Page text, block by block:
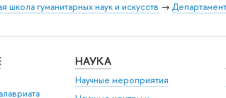
школа гуманитарных наук и искусств →
НАУКА
Научные мероприятия